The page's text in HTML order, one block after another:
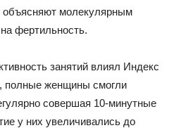
объясняют молекулярным
фертильность.
занятий влиял Индекс
полные женщины смогли
совершая 10-минутные
у них увеличивались до